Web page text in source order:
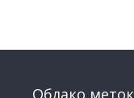
Облако меток